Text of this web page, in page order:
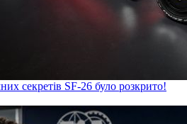
секретів SF-26 було розкрито!